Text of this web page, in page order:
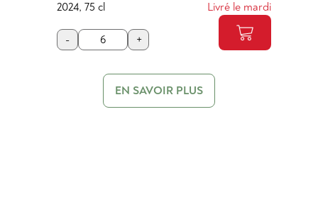
2024, 75 cl Livré le mardi
- +
EN SAVOIR PLUS